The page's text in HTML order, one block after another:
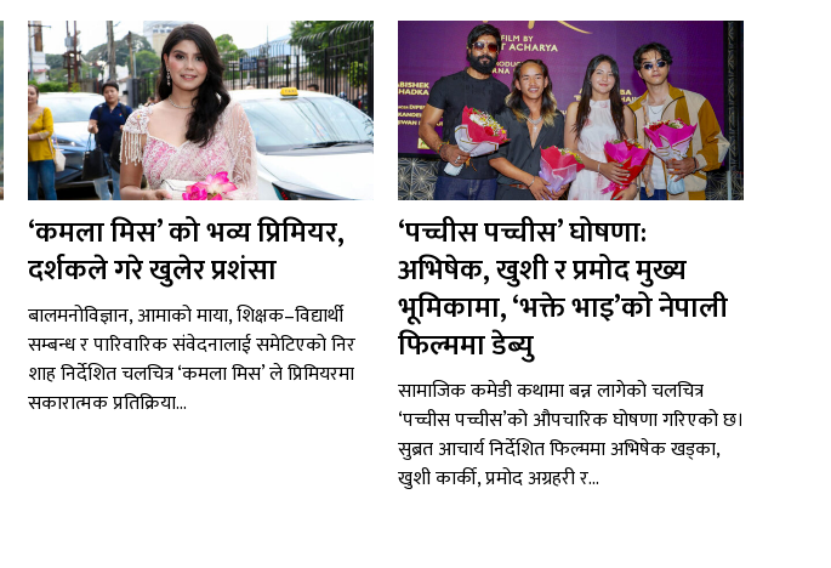
‘कमला मिस’ को भव्य प्रिमियर,
दर्शकले गरे खुलेर प्रशंसा
बालमनोविज्ञान, आमाको माया, शिक्षक–विद्यार्थी
सम्बन्ध र पारिवारिक संवेदनालाई समेटिएको निर
शाह निर्देशित चलचित्र ‘कमला मिस’ ले प्रिमियरमा
सकारात्मक प्रतिक्रिया...
‘पच्चीस पच्चीस’ घोषणा:
अभिषेक, खुशी र प्रमोद मुख्य
भूमिकामा, ‘भक्ते भाइ’को नेपाली
फिल्ममा डेब्यु
सामाजिक कमेडी कथामा बन्न लागेको चलचित्र
‘पच्चीस पच्चीस’को औपचारिक घोषणा गरिएको छ।
सुब्रत आचार्य निर्देशित फिल्ममा अभिषेक खड्का,
खुशी कार्की, प्रमोद अग्रहरी र...